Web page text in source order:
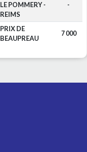
LE POMMERY -
REIMS
-
PRIX DE
BEAUPREAU
7 000